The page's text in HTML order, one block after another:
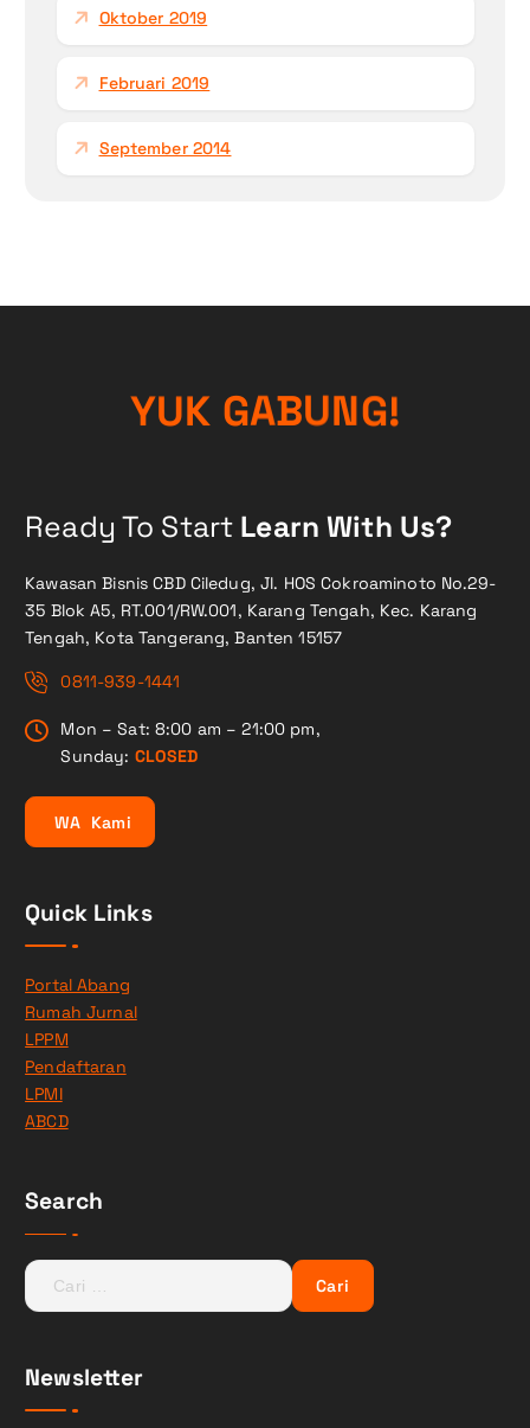
Oktober 2019
Februari 2019
September 2014
YUK GABUNG!
Ready To Start Learn With Us?
Kawasan Bisnis CBD Ciledug, Jl. HOS Cokroaminoto No.29-
35 Blok A5, RT.001/RW.001, Karang Tengah, Kec. Karang
Tengah, Kota Tangerang, Banten 15157
0811-939-1441
Mon – Sat: 8:00 am – 21:00 pm,
Sunday: CLOSED
WA Kami
Quick Links
Portal Abang
Rumah Jurnal
LPPM
Pendaftaran
LPMI
ABCD
Search
C
a
u
n
Newsletter